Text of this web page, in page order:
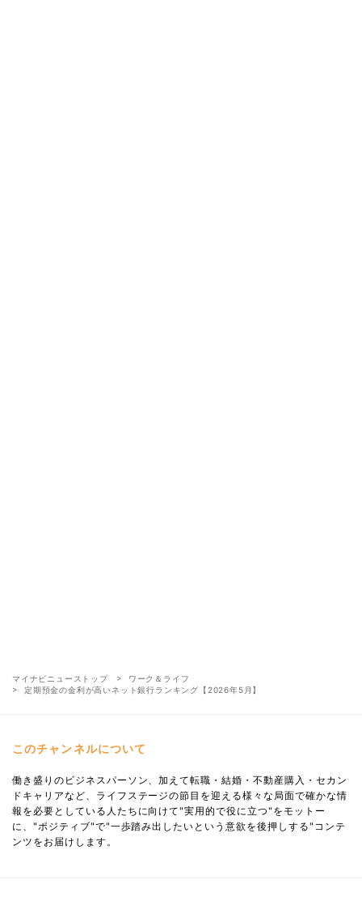
マイナビニューストップ
ワーク＆ライフ
定期預金の金利が高いネット銀行ランキング【2026年5月】
このチャンネルについて
働き盛りのビジネスパーソン、加えて転職・結婚・不動産購入・セカン
ドキャリアなど、ライフステージの節目を迎える様々な局面で確かな情
報を必要としている人たちに向けて"実用的で役に立つ"をモットー
に、"ポジティブ"で"一歩踏み出したいという意欲を後押しする"コンテ
ンツをお届けします。